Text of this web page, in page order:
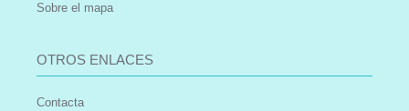
Sobre el mapa
OTROS ENLACES
Contacta